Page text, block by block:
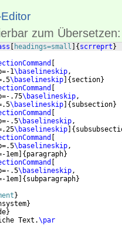
zum Übersetzen:
headings=small { scrreprt }
1
\baselineskip,
\baselineskip { section}
.75
\baselineskip,
\baselineskip { subsection}
.5
\baselineskip,
\baselineskip {
\baselineskip,
1em
{ paragraph}
.5
\baselineskip,
1em
{ subparagraph}
}
}
}
Text.\par